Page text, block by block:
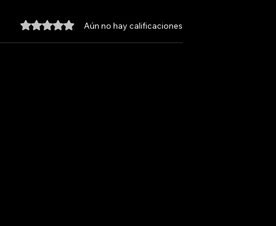
Obtuvo 0 de 5 estrellas.Aún no hay calificaciones